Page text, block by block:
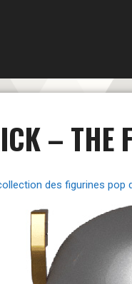
–
des figurines pop